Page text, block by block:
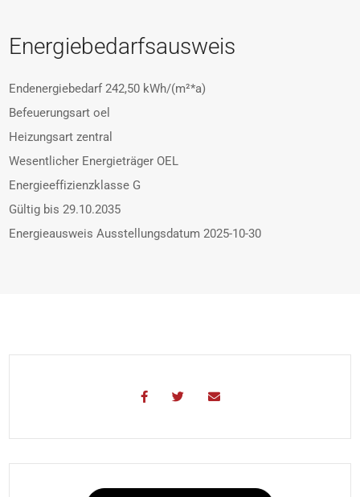
Energiebedarfsausweis
Endenergiebedarf242,50 kWh/(m²*a)
Befeuerungsart oel
Heizungsart zentral
Wesentlicher Energieträger OEL
Energieeffizienzklasse G
Gültig bis 29.10.2035
Energieausweis Ausstellungsdatum 2025-10-30